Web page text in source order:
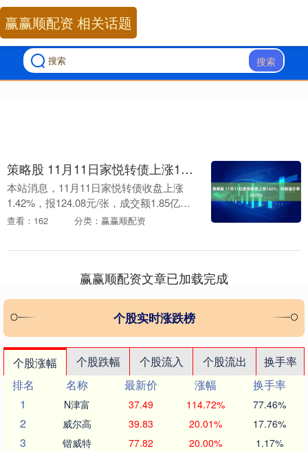
搜索
赢赢顺配资 相关话题
策略股 11月11日家悦转债上涨142%，转股溢价率2529%
本站消息，11月11日家悦转债收盘上涨
1.42%，报124.08元/张，成交额1.85亿
元，转股溢价率25.29%。 资料显示，家悦
查看：162 分类：赢赢顺配资
赢赢顺配资文章已加载完成
个股实时涨跌榜
个股涨幅 个股跌幅 个股流入 个股流出
换手率
排名
名称 最新价 涨幅
换手率
1
N津富 37.49 114.72% 77.46%
2 威尔高 39.83 20.01% 17.76%
3 锴威特 77.82 20.00% 1.17%